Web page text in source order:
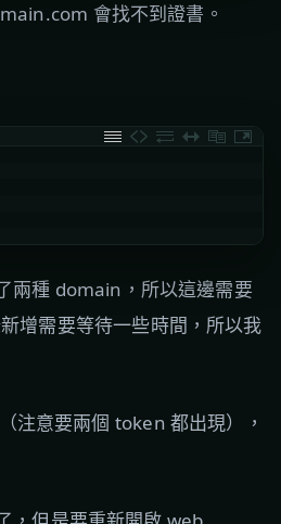
會找不到證書。
兩種 domain，所以這邊需要
增需要等待一些時間，所以我
注意要兩個 token 都出現），